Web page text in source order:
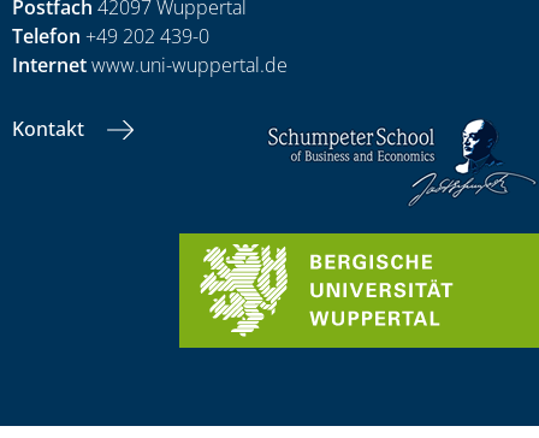
Postfach 42097 Wuppertal
Telefon +49 202 439-0
Internetwww.uni-wuppertal.de
Kontakt